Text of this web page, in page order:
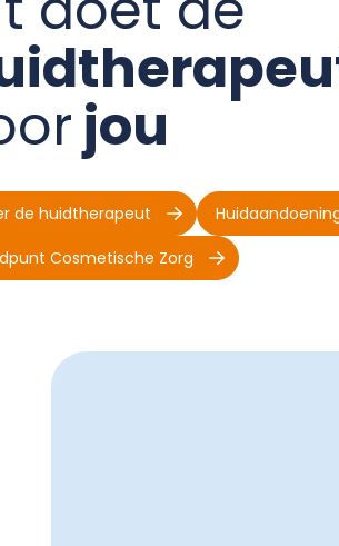
jou
de huidtherapeut
Cosmetische Zorg